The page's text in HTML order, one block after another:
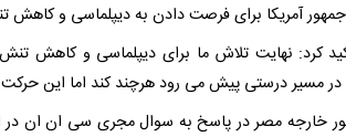
آمریکا برای فرصت دادن به دیپلماسی و کاهش
کرد: نهایت تلاش ما برای دیپلماسی و کاهش
مسیر درستی پیش می رود هرچند کند اما این حرکت
خارجه مصر در پاسخ به سوال مجری سی ان ان در